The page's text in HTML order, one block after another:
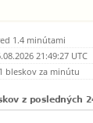
1.4 minútami
21:49:27 UTC
bleskov za minútu